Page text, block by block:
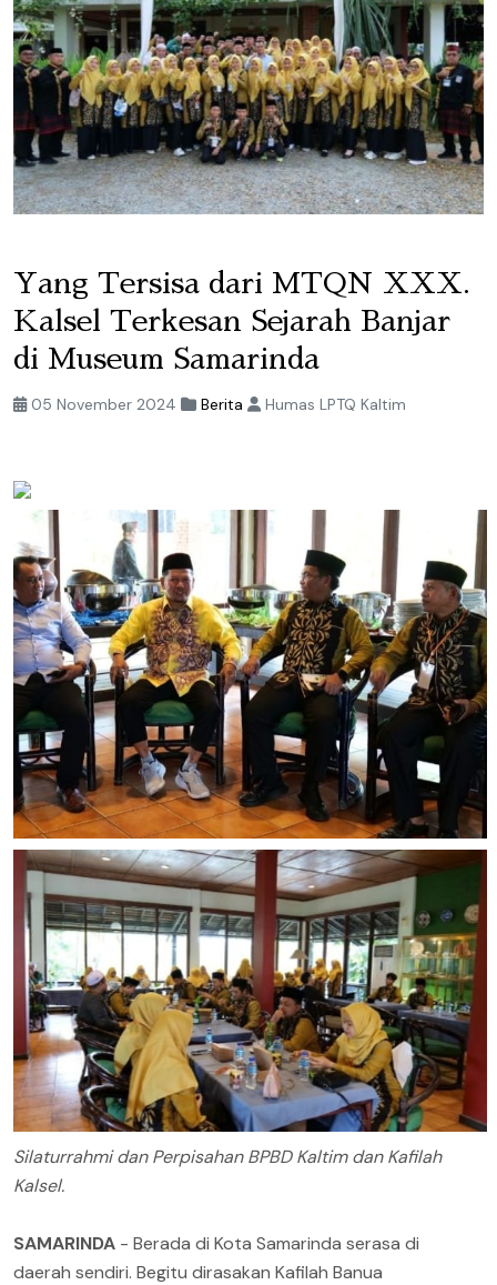
Yang Tersisa dari MTQN XXX.
Kalsel Terkesan Sejarah Banjar
di Museum Samarinda
05 November 2024 Berita Humas LPTQ Kaltim
Silaturrahmi dan Perpisahan BPBD Kaltim dan Kafilah
Kalsel.
SAMARINDA - Berada di Kota Samarinda serasa di
daerah sendiri. Begitu dirasakan Kafilah Banua